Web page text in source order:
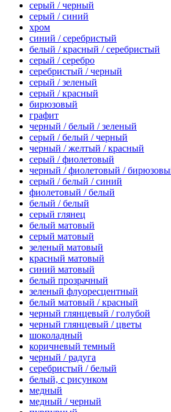
серый / черный
серый / синий
хром
синий / серебристый
белый / красный / серебристый
серый / серебро
серебристый / черный
серый / зеленый
серый / красный
бирюзовый
графит
черный / белый / зеленый
серый / белый / черный
черный / желтый / красный
серый / фиолетовый
черный / фиолетовый /
серый / белый / синий
фиолетовый / белый
белый / белый
серый глянец
белый матовый
серый матовый
зеленый матовый
красный матовый
синий матовый
белый прозрачный
зеленый флуоресцентный
белый матовый / красный
черный глянцевый / голубой
черный глянцевый / цветы
шоколадный
коричневый темный
черный / радуга
серебристый / белый
белый, с рисунком
медный
медный / черный